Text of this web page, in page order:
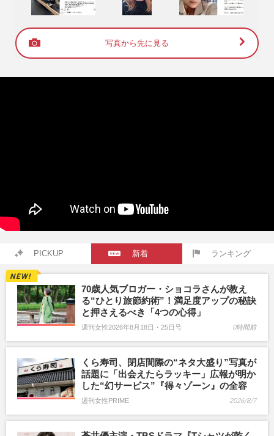
写真から先に見る
PICKUP 新着 ランキング
70歳人気ブロガー・ショコラさんが教え
る“ひとり旅節約術”！満足度アップの秘訣
と押さえるべき「4つの心得」
週刊女性2026年8月18日・25日号 0時間前
くら寿司、閉店間際の“ネタ大盛り”写真が
話題に「出会えたらラッキー」広報が明か
した“幻サービス”『得々ゾーン』の全容
週刊女性PRIME 2026/8/7